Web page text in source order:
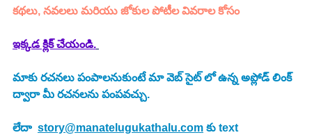
కథలు, నవలలు మరియు జోకుల పోటీల వివరాల కోసం
ఇక్కడ క్లిక్ చేయండి.
మాకు రచనలు పంపాలనుకుంటే మా వెబ్ సైట్ లో ఉన్న అప్లోడ్ లింక్
ద్వారా మీ రచనలను పంపవచ్చు.
లేదా story@manatelugukathalu.com కు text